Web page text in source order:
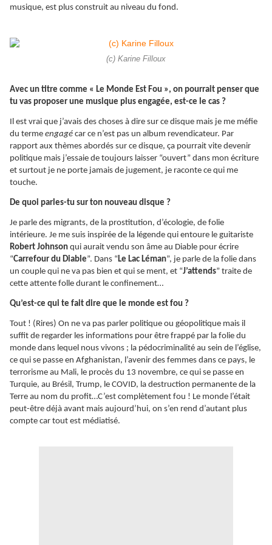
musique, est plus construit au niveau du fond.
(c) Karine Filloux
Avec un titre comme « Le Monde Est Fou », on pourrait penser que
tu vas proposer une musique plus engagée, est-ce le cas ?
Il est vrai que j’avais des choses à dire sur ce disque mais je me méfie
du terme engagé car ce n’est pas un album revendicateur. Par
rapport aux thèmes abordés sur ce disque, ça pourrait vite devenir
politique mais j’essaie de toujours laisser “ouvert” dans mon écriture
et surtout je ne porte jamais de jugement, je raconte ce qui me
touche.
De quoi parles-tu sur ton nouveau disque ?
Je parle des migrants, de la prostitution, d’écologie, de folie
intérieure. Je me suis inspirée de la légende qui entoure le guitariste
Robert Johnson qui aurait vendu son âme au Diable pour écrire
“Carrefour du Diable”. Dans “Le Lac Léman”, je parle de la folie dans
un couple qui ne va pas bien et qui se ment, et “J’attends” traite de
cette attente folle durant le confinement…
Qu’est-ce qui te fait dire que le monde est fou ?
Tout ! (Rires) On ne va pas parler politique ou géopolitique mais il
suffit de regarder les informations pour être frappé par la folie du
monde dans lequel nous vivons ; la pédocriminalité au sein de l’église,
ce qui se passe en Afghanistan, l’avenir des femmes dans ce pays, le
terrorisme au Mali, le procès du 13 novembre, ce qui se passe en
Turquie, au Brésil, Trump, le COVID, la destruction permanente de la
Terre au nom du profit…C’est complètement fou ! Le monde l’était
peut-être déjà avant mais aujourd’hui, on s’en rend d’autant plus
compte car tout est médiatisé.